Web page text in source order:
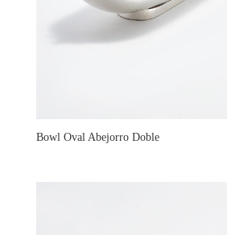
Bowl Oval Abejorro Doble